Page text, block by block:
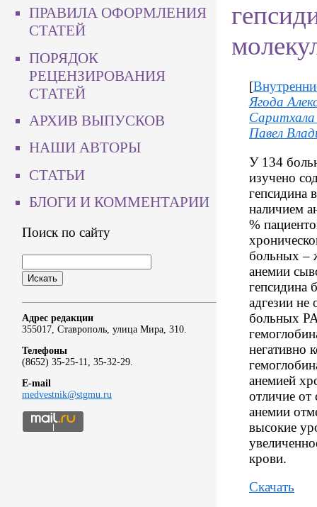
ПРАВИЛА ОФОРМЛЕНИЯ
СТАТЕЙ
ПОРЯДОК
РЕЦЕНЗИРОВАНИЯ
СТАТЕЙ
АРХИВ ВЫПУСКОВ
НАШИ АВТОРЫ
СТАТЬИ
БЛОГИ И КОММЕНТАРИИ
Поиск по сайту
Адрес редакции
355017, Ставрополь, улица Мира, 310.
Телефоны
(8652) 35-25-11, 35-32-29.
E-mail
medvestnik@stgmu.ru
[
Ягода
Павел
У 134
изучено
гепсидина
наличием
%
больных –
анемии
гепсидина
адгезии не
больных
негативно
анемией
отличие от
анемии
высокие
крови.
Скачать